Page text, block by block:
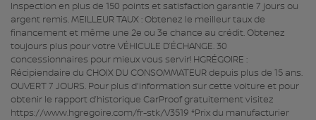
Inspection en plus de 150 points et satisfaction garantie 7 jours ou
argent remis. MEILLEUR TAUX : Obtenez le meilleur taux de
financement et même une 2e ou 3e chance au crédit. Obtenez
toujours plus pour votre VÉHICULE D’ÉCHANGE. 30
concessionnaires pour mieux vous servir! HGRÉGOIRE :
Récipiendaire du CHOIX DU CONSOMMATEUR depuis plus de 15 ans.
OUVERT 7 JOURS. Pour plus d'information sur cette voiture et pour
obtenir le rapport d’historique CarProof gratuitement visitez
https://www.hgregoire.com/fr-stk/V3519 *Prix du manufacturier